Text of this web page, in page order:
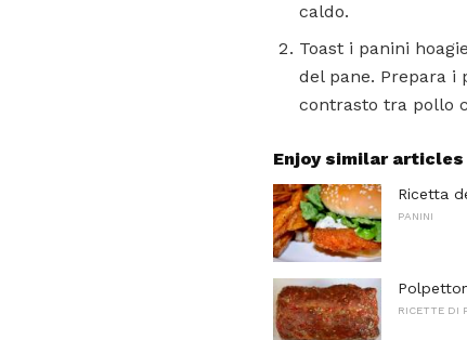
caldo.
Toast i panini
del pane. Prepara i
contrasto tra pollo
Enjoy similar articles
Ricetta
PANINI
RICETTE DI